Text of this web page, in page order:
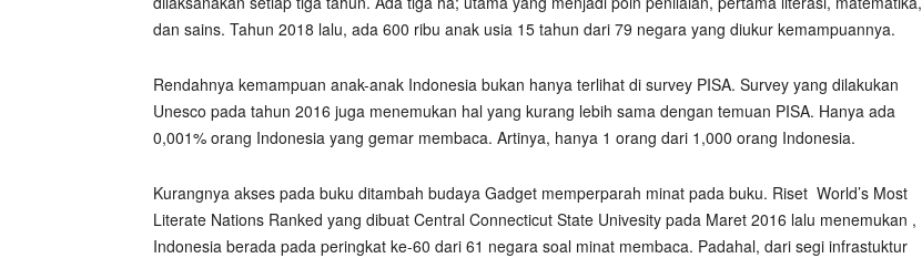
dan sains. Tahun 2018 lalu, ada 600 ribu anak usia 15 tahun dari 79 negara yang diukur kemampuannya.
Rendahnya kemampuan anak-anak Indonesia bukan hanya terlihat di survey PISA. Survey yang dilakukan
Unesco pada tahun 2016 juga menemukan hal yang kurang lebih sama dengan temuan PISA. Hanya ada
0,001% orang Indonesia yang gemar membaca. Artinya, hanya 1 orang dari 1,000 orang Indonesia.
Kurangnya akses pada buku ditambah budaya Gadget memperparah minat pada buku. Riset World’s Most
Literate Nations Ranked yang dibuat Central Connecticut State Univesity pada Maret 2016 lalu menemukan ,
Indonesia berada pada peringkat ke-60 dari 61 negara soal minat membaca. Padahal, dari segi infrastuktur